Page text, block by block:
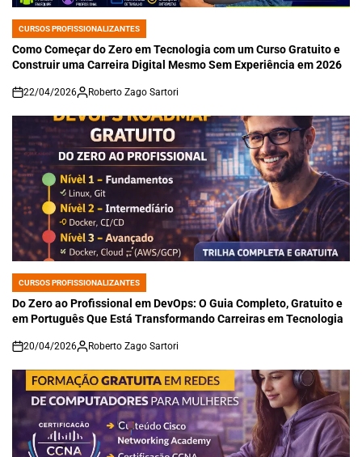
POSTED
IN
CURSOS PROFISSIONALIZANTES
Como Começar do Zero em Tecnologia com um Curso Gratuito e
Construir uma Carreira Digital Mesmo Sem Experiência em 2026
on
22/04/2026 Roberto Zago Sartori
POSTED
IN
CURSOS PROFISSIONALIZANTES
Do Zero ao Profissional em DevOps: O Guia Completo, Gratuito e
em Português Que Está Transformando Carreiras em Tecnologia
on
20/04/2026 Roberto Zago Sartori